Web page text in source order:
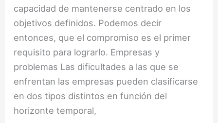
capacidad de mantenerse centrado en los
objetivos definidos. Podemos decir
entonces, que el compromiso es el primer
requisito para lograrlo. Empresas y
problemas Las dificultades a las que se
enfrentan las empresas pueden clasificarse
en dos tipos distintos en función del
horizonte temporal,